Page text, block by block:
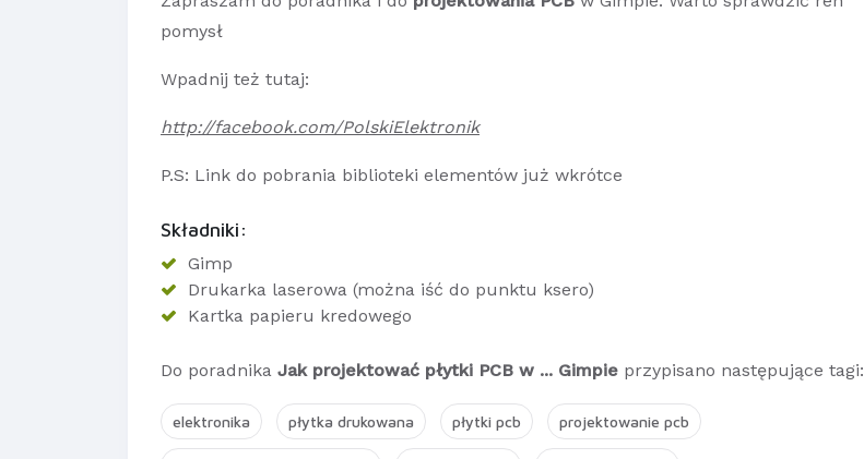
pomysł
Wpadnij też tutaj:
http://facebook.com/PolskiElektronik
P.S: Link do pobrania biblioteki elementów już wkrótce
Składniki:
Gimp
Drukarka laserowa (można iść do punktu ksero)
Kartka papieru kredowego
Do poradnika Jak projektować płytki PCB w ... Gimpie przypisano następujące tagi:
elektronika płytka drukowana płytki pcb projektowanie pcb